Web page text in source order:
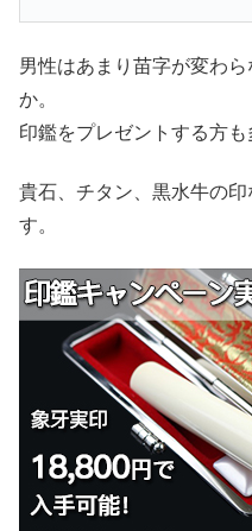
男性はあまり苗字が変わ
か。
印鑑をプレゼントする方も
貴石、チタン、黒水牛の
す。